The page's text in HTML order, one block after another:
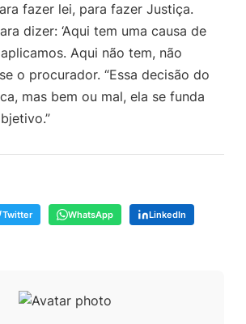
fazer lei, para fazer Justiça.
dizer: ‘Aqui tem uma causa de
Aqui não tem, não
o procurador. “Essa decisão do
mas bem ou mal, ela se funda
Twitter WhatsApp
LinkedIn